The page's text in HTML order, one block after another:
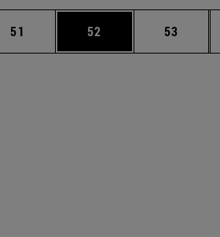
Use TAB para desplazarse.
Página
51 Página
52 Página
53